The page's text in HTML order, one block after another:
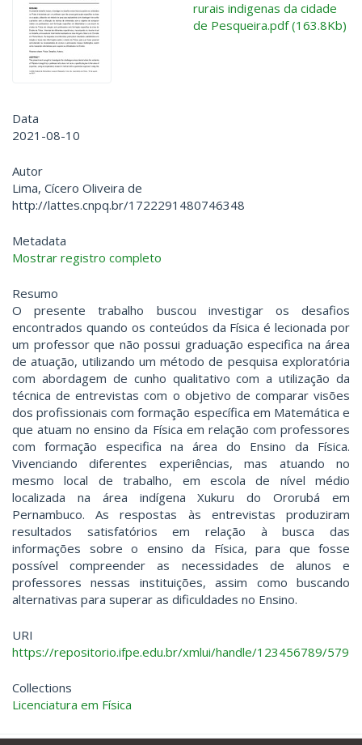
rurais indigenas da cidade
de Pesqueira.pdf (163.8Kb)
Data
2021-08-10
Autor
Lima, Cícero Oliveira de
http://lattes.cnpq.br/1722291480746348
Metadata
Mostrar registro completo
Resumo
O presente trabalho buscou investigar os desafios
encontrados quando os conteúdos da Física é lecionada por
um professor que não possui graduação especifica na área
de atuação, utilizando um método de pesquisa exploratória
com abordagem de cunho qualitativo com a utilização da
técnica de entrevistas com o objetivo de comparar visões
dos profissionais com formação específica em Matemática e
que atuam no ensino da Física em relação com professores
com formação especifica na área do Ensino da Física.
Vivenciando diferentes experiências, mas atuando no
mesmo local de trabalho, em escola de nível médio
localizada na área indígena Xukuru do Ororubá em
Pernambuco. As respostas às entrevistas produziram
resultados satisfatórios em relação à busca das
informações sobre o ensino da Física, para que fosse
possível compreender as necessidades de alunos e
professores nessas instituições, assim como buscando
alternativas para superar as dificuldades no Ensino.
URI
https://repositorio.ifpe.edu.br/xmlui/handle/123456789/579
Collections
Licenciatura em Física